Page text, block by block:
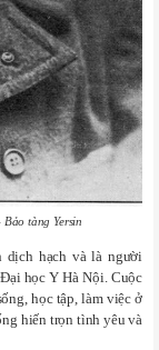
tàng Yersin
dịch hạch và là người
học Y Hà Nội. Cuộc
học tập, làm việc ở
hiến trọn tình yêu và